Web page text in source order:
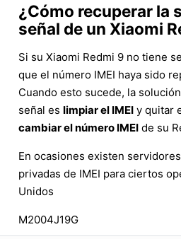
¿Cómo recuperar la
señal de un Xiaomi
Si su Xiaomi Redmi 9 no tiene
que el número IMEI haya sido
Cuando esto sucede, la
señal es limpiar el IMEI y quitar
cambiar el número IMEI de su
En ocasiones existen
privadas de IMEI para ciertos
Unidos
M2004J19G